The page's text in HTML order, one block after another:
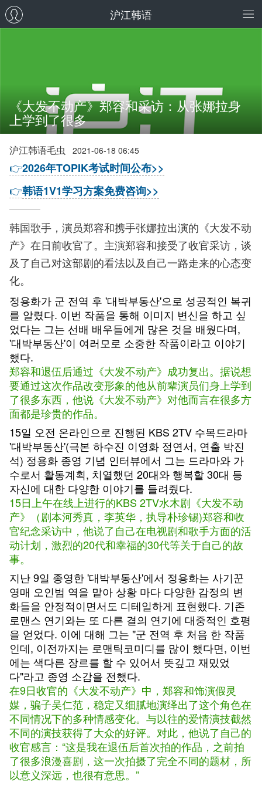
沪江韩语
《大发不动产》郑容和采访：从张娜拉身
上学到了很多
沪江韩语毛虫 2021-06-18 06:45
👉2026年TOPIK考试时间公布>>
👉韩语1V1学习方案免费咨询>>
韩国歌手，演员郑容和携手张娜拉出演的《大发不动
产》在日前收官了。主演郑容和接受了收官采访，谈
及了自己对这部剧的看法以及自己一路走来的心态变
化。
정용화가 군 전역 후 '대박부동산'으로 성공적인 복귀
를 알렸다. 이번 작품을 통해 이미지 변신을 하고 싶
었다는 그는 선배 배우들에게 많은 것을 배웠다며,
'대박부동산'이 여러모로 소중한 작품이라고 이야기
했다.
郑容和退伍后通过《大发不动产》成功复出。据说想
要通过这次作品改变形象的他从前辈演员们身上学到
了很多东西，他说《大发不动产》对他而言在很多方
面都是珍贵的作品。
15일 오전 온라인으로 진행된 KBS 2TV 수목드라마
'대박부동산'(극본 하수진 이영화 정연서, 연출 박진
석) 정용화 종영 기념 인터뷰에서 그는 드라마와 가
수로서 활동계획, 치열했던 20대와 행복할 30대 등
자신에 대한 다양한 이야기를 들려줬다.
15日上午在线上进行的KBS 2TV水木剧《大发不动
产》（剧本河秀真，李英华，执导朴珍锡)郑容和收
官纪念采访中，他说了自己在电视剧和歌手方面的活
动计划，激烈的20代和幸福的30代等关于自己的故
事。
지난 9일 종영한 '대박부동산'에서 정용화는 사기꾼
영매 오인범 역을 맡아 상황 마다 다양한 감정의 변
화들을 안정적이면서도 디테일하게 표현했다. 기존
로맨스 연기와는 또 다른 결의 연기에 대중적인 호평
을 얻었다. 이에 대해 그는 "군 전역 후 처음 한 작품
인데, 이전까지는 로맨틱코미디를 많이 했다면, 이번
에는 색다른 장르를 할 수 있어서 뜻깊고 재밌었
다"라고 종영 소감을 전했다.
在9日收官的《大发不动产》中，郑容和饰演假灵
媒，骗子吴仁范，稳定又细腻地演绎出了这个角色在
不同情况下的多种情感变化。与以往的爱情演技截然
不同的演技获得了大众的好评。对此，他说了自己的
收官感言：“这是我在退伍后首次拍的作品，之前拍
了很多浪漫喜剧，这一次拍摄了完全不同的题材，所
以意义深远，也很有意思。”